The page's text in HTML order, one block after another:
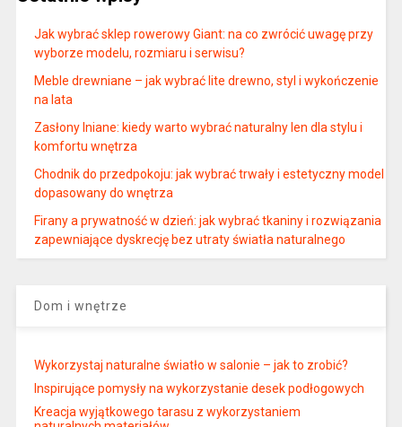
Jak wybrać sklep rowerowy Giant: na co zwrócić uwagę przy
wyborze modelu, rozmiaru i serwisu?
Meble drewniane – jak wybrać lite drewno, styl i wykończenie
na lata
Zasłony lniane: kiedy warto wybrać naturalny len dla stylu i
komfortu wnętrza
Chodnik do przedpokoju: jak wybrać trwały i estetyczny model
dopasowany do wnętrza
Firany a prywatność w dzień: jak wybrać tkaniny i rozwiązania
zapewniające dyskrecję bez utraty światła naturalnego
Dom i wnętrze
Wykorzystaj naturalne światło w salonie – jak to zrobić?
Inspirujące pomysły na wykorzystanie desek podłogowych
Kreacja wyjątkowego tarasu z wykorzystaniem